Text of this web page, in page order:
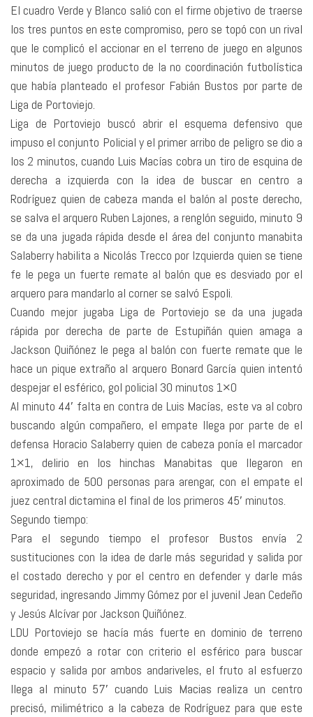
El cuadro Verde y Blanco salió con el firme objetivo de traerse
los tres puntos en este compromiso, pero se topó con un rival
que le complicó el accionar en el terreno de juego en algunos
minutos de juego producto de la no coordinación futbolística
que había planteado el profesor Fabián Bustos por parte de
Liga de Portoviejo.
Liga de Portoviejo buscó abrir el esquema defensivo que
impuso el conjunto Policial y el primer arribo de peligro se dio a
los 2 minutos, cuando Luis Macías cobra un tiro de esquina de
derecha a izquierda con la idea de buscar en centro a
Rodríguez quien de cabeza manda el balón al poste derecho,
se salva el arquero Ruben Lajones, a renglón seguido, minuto 9
se da una jugada rápida desde el área del conjunto manabita
Salaberry habilita a Nicolás Trecco por Izquierda quien se tiene
fe le pega un fuerte remate al balón que es desviado por el
arquero para mandarlo al corner se salvó Espoli.
Cuando mejor jugaba Liga de Portoviejo se da una jugada
rápida por derecha de parte de Estupiñán quien amaga a
Jackson Quiñónez le pega al balón con fuerte remate que le
hace un pique extraño al arquero Bonard García quien intentó
despejar el esférico, gol policial 30 minutos 1×0
Al minuto 44′ falta en contra de Luis Macías, este va al cobro
buscando algún compañero, el empate llega por parte de el
defensa Horacio Salaberry quien de cabeza ponía el marcador
1×1, delirio en los hinchas Manabitas que llegaron en
aproximado de 500 personas para arengar, con el empate el
juez central dictamina el final de los primeros 45′ minutos.
Segundo tiempo:
Para el segundo tiempo el profesor Bustos envía 2
sustituciones con la idea de darle más seguridad y salida por
el costado derecho y por el centro en defender y darle más
seguridad, ingresando Jimmy Gómez por el juvenil Jean Cedeño
y Jesús Alcívar por Jackson Quiñónez.
LDU Portoviejo se hacía más fuerte en dominio de terreno
donde empezó a rotar con criterio el esférico para buscar
espacio y salida por ambos andariveles, el fruto al esfuerzo
llega al minuto 57′ cuando Luis Macias realiza un centro
precisó, milimétrico a la cabeza de Rodríguez para que este